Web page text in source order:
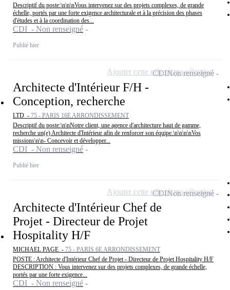
Descriptif du poste:\n\n\nVous intervenez sur des projets complexes, de grande
échelle, portés par une forte exigence architecturale et à la précision des phases
d'études et à la coordination des...
CDI - Non renseigné
Publié hier
Architecte d'Intérieur F/H -
Conception, recherche
LTD - 75 - PARIS 16E ARRONDISSEMENT
Descriptif du poste:\n\nNotre client, une agence d'architecture haut de gamme,
recherche un(e) Architecte d'Intérieur afin de renforcer son équipe.\n\n\n\nVos
missions\n\n- Concevoir et développer...
CDI - Non renseigné
Publié hier
CDINon renseigné
Ajouter cette offre à ma sélection
Architecte d'Intérieur Chef de
Projet - Directeur de Projet
Hospitality H/F
MICHAEL PAGE - 75 - PARIS 6E ARRONDISSEMENT
POSTE : Architecte d'Intérieur Chef de Projet - Directeur de Projet Hospitality H/F
DESCRIPTION : Vous intervenez sur des projets complexes, de grande échelle,
portés par une forte exigence...
CDI - Non renseigné
CDINon renseigné
Ajouter cette offre à ma sélection